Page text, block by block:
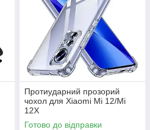
Протиударний прозорий
чохол для Xiaomi Mi 12/Mi
12X
Готово до відправки